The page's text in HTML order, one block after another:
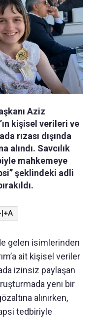
Aziz
kişisel verileri ve
rızası dışında
alındı. Savcılık
mahkemeye
şeklindeki adli
+A
gelen isimlerinden
ait kişisel veriler
izinsiz paylaşan
yeni bir
alınırken,
tedbiriyle